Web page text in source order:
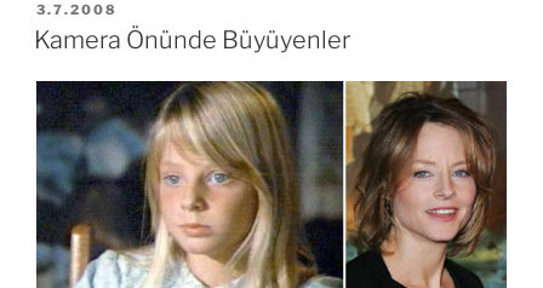
gösterimde”
YAYIM
TARIHI
3.7.2008
Kamera Önünde Büyüyenler